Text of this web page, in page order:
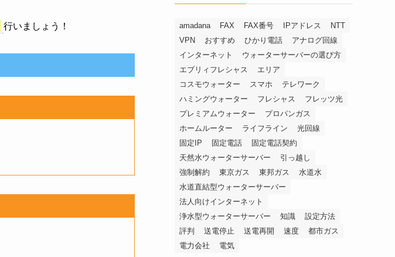
行いましょう！ amadana FAX FAX番号 IPアドレス
NTT
VPN
おすすめ ひかり電話
アナログ回線
インターネット
ウォーターサーバーの選び方
エブリィフレシャス
エリア
コスモウォーター
スマホ
テレワーク
ハミングウォーター
フレシャス
フレッツ光
プレミアムウォーター
プロパンガス
ホームルーター
ライフライン
光回線
固定IP
固定電話
固定電話契約
天然水ウォーターサーバー
引っ越し
強制解約
東京ガス 東邦ガス
水道水
水道直結型ウォーターサーバー
法人向けインターネット
浄水型ウォーターサーバー
知識
設定方法
評判
送電停止 送電再開 速度
都市ガス
電力会社
電気